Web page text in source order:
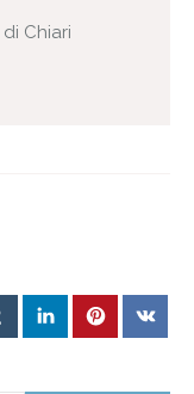
Chiari